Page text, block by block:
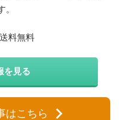
料無料
を見る
はこちら